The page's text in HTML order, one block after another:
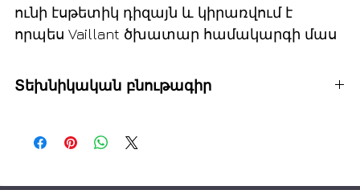
ունի էսթետիկ դիզայն և կիրառվում է
որպես Vaillant ծխատար համակարգի մաս
Տեխնիկական բնութագիր
Քաշ՝ 3.20 կգ